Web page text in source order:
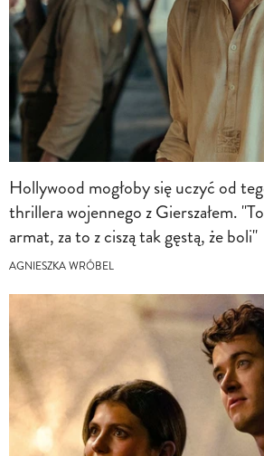
Hollywood mogłoby się uczyć od
thrillera wojennego z Gierszałem.
armat, za to z ciszą tak gęstą, że boli"
AGNIESZKA WRÓBEL